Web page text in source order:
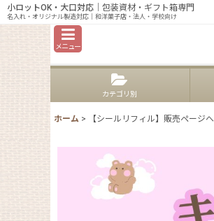
小ロットOK・大口対応 ｜包装資材・ギフト箱専門
名入れ・オリジナル製造対応｜和洋菓子店・法人・学校向け
メニュー
カテゴリ別
ホーム > 【シールリフィル】販売ページへ